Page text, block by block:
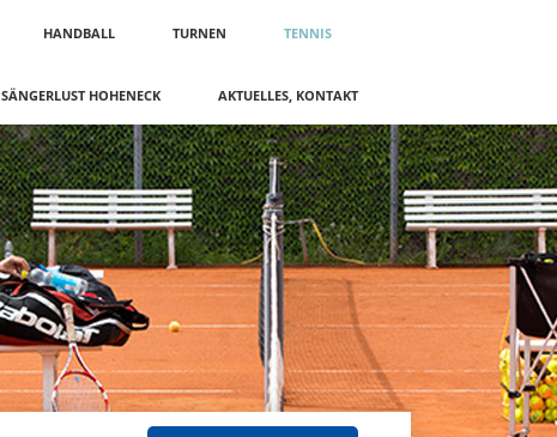
HANDBALL TURNEN TENNIS
SÄNGERLUST HOHENECK AKTUELLES, KONTAKT